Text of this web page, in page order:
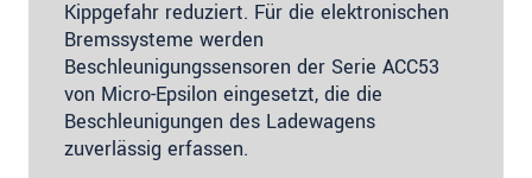
Kippgefahr reduziert. Für die elektronischen
Bremssysteme werden
Beschleunigungssensoren der Serie ACC53
von Micro­-Epsilon eingesetzt, die die
Beschleunigungen des Ladewagens
zuverlässig erfassen.